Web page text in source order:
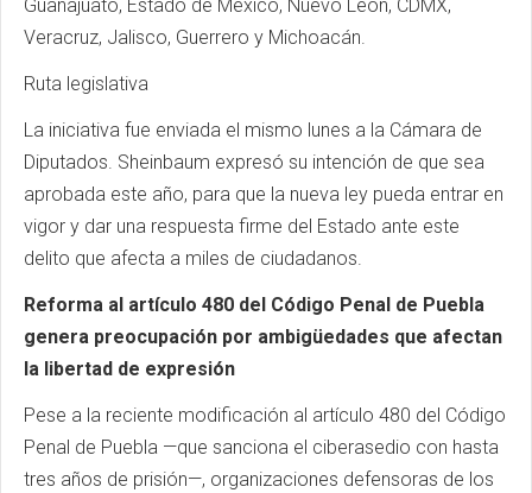
Guanajuato, Estado de México, Nuevo León, CDMX,
Veracruz, Jalisco, Guerrero y Michoacán.
Ruta legislativa
La iniciativa fue enviada el mismo lunes a la Cámara de
Diputados. Sheinbaum expresó su intención de que sea
aprobada este año, para que la nueva ley pueda entrar en
vigor y dar una respuesta firme del Estado ante este
delito que afecta a miles de ciudadanos.
Reforma al artículo 480 del Código Penal de Puebla
genera preocupación por ambigüedades que afectan
la libertad de expresión
Pese a la reciente modificación al artículo 480 del Código
Penal de Puebla —que sanciona el ciberasedio con hasta
tres años de prisión—, organizaciones defensoras de los